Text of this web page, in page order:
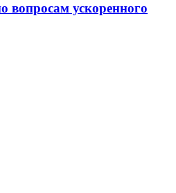
вопросам ускоренного